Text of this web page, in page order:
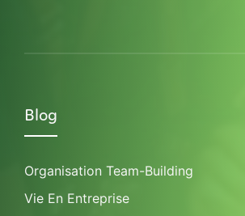
Blog
Organisation Team-Building
Vie En Entreprise